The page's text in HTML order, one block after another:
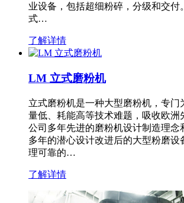
业设备，包括超细粉碎，分级和交付
式…
了解详情
LM 立式磨粉机
立式磨粉机是一种大型磨粉机，专门
量低、耗能高等技术难题，吸收欧洲
公司多年先进的磨粉机设计制造理念
多年的潜心设计改进后的大型粉磨设
理可靠的…
了解详情